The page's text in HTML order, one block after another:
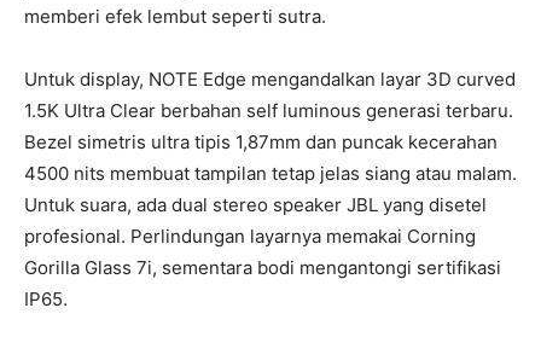
memberi efek lembut seperti sutra.
Untuk display, NOTE Edge mengandalkan layar 3D curved
1.5K Ultra Clear berbahan self luminous generasi terbaru.
Bezel simetris ultra tipis 1,87mm dan puncak kecerahan
4500 nits membuat tampilan tetap jelas siang atau malam.
Untuk suara, ada dual stereo speaker JBL yang disetel
profesional. Perlindungan layarnya memakai Corning
Gorilla Glass 7i, sementara bodi mengantongi sertifikasi
IP65.